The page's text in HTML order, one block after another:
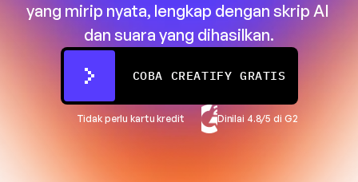
yang mirip nyata, lengkap dengan skrip AI
dan suara yang dihasilkan.
COBA CREATIFY GRATIS
Tidak perlu kartu kredit Dinilai 4.8/5 di G2